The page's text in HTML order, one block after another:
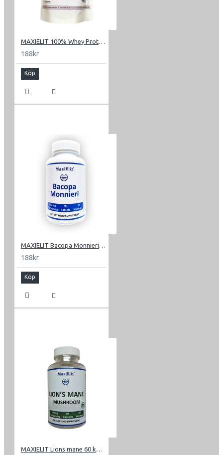
MAXIELIT 100% Whey Protein 0.7 kg
188kr
Köp
MAXIELIT Bacopa Monnieri 90 tabletter 200 mg
188kr
Köp
MAXIELIT Lions mane 60 kaps